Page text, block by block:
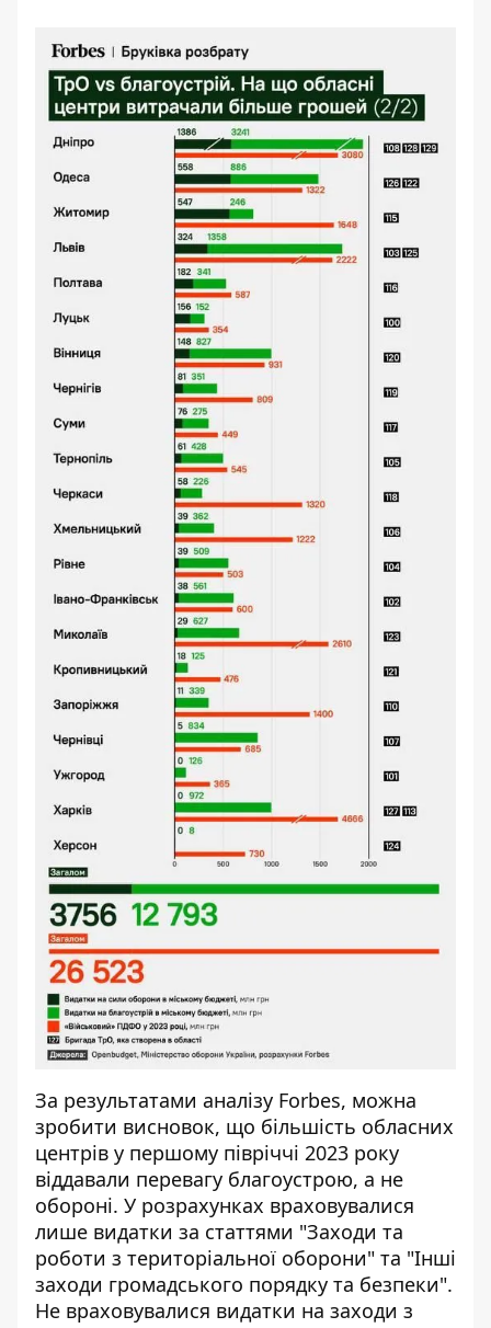
За результатами аналізу Forbes, можна
зробити висновок, що більшість обласних
центрів у першому півріччі 2023 року
віддавали перевагу благоустрою, а не
обороні. У розрахунках враховувалися
лише видатки за статтями "Заходи та
роботи з територіальної оборони" та "Інші
заходи громадського порядку та безпеки".
Не враховувалися видатки на заходи з